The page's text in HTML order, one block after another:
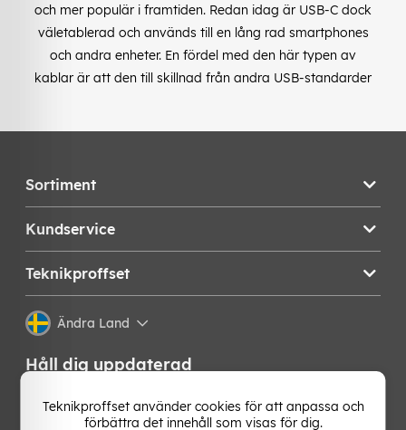
och mer populär i framtiden. Redan idag är USB-C dock
väletablerad och används till en lång rad smartphones
och andra enheter. En fördel med den här typen av
kablar är att den till skillnad från andra USB-standarder
Sortiment
Kundservice
Teknikproffset
Ändra Land
Håll dig uppdaterad
Få de senaste nyheterna, hetaste erbjudandena och
bästa tipsen från oss direkt i din mejlkorg. Signa upp på
Teknikproffset använder cookies för att anpassa och
förbättra det innehåll som visas för dig.